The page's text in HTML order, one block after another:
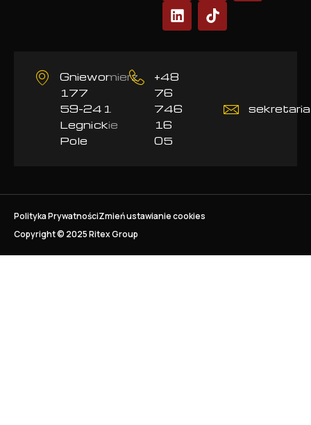
Gniewomierz
177
59-241
Legnickie
Pole
+48
76
746
16
05
Copyright © 2025 Ritex Group
Polityka PrywatnościZmień ustawianie cookies